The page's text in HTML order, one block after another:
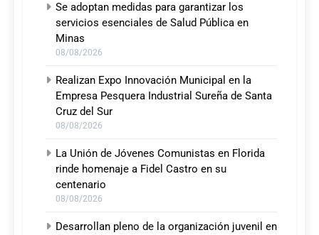
Se adoptan medidas para garantizar los
servicios esenciales de Salud Pública en
Minas
08/08/2026
Realizan Expo Innovación Municipal en la
Empresa Pesquera Industrial Sureña de Santa
Cruz del Sur
08/08/2026
La Unión de Jóvenes Comunistas en Florida
rinde homenaje a Fidel Castro en su
centenario
08/08/2026
Desarrollan pleno de la organización juvenil en